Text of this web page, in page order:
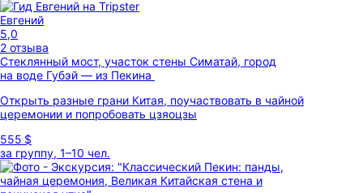
Евгений
5,0
2 отзыва
Стеклянный мост, участок стены Симатай, город
на воде Губэй — из Пекина
Открыть разные грани Китая, поучаствовать в чайной
церемонии и попробовать цзяоцзы
555 $
за группу, 1–10 чел.